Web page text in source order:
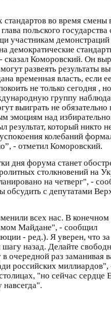
во время смены
польского государства
участникам демонстраций
демократические
сказал Коморовский. Он
развеять результаты
временная власть, если ее
не только сегодня , но
группу
выиграть не
эмоциям над
который никто
колебаний
- отметил Коморовский.
дня форума станет
столкновений на
на четверг", -
обсудить с депутатами
всех нас. В конечном
Майдане", - сообщил
- ред.). Я уверен, что за
назад. Делайте
очередной раз заманивая
российских миллиардов",
"но сейчас сердце